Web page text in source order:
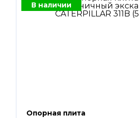
В наличии
Опорная плита